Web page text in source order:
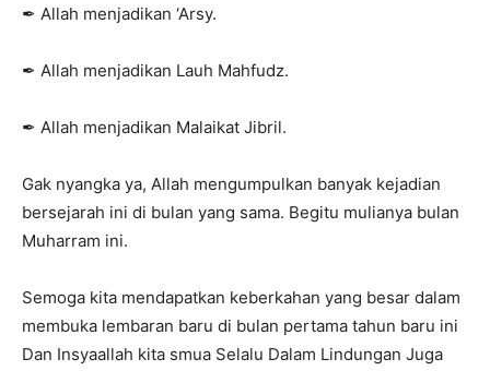
✒ Allah menjadikan ‘Arsy.
✒ Allah menjadikan Lauh Mahfudz.
✒ Allah menjadikan Malaikat Jibril.
Gak nyangka ya, Allah mengumpulkan banyak kejadian
bersejarah ini di bulan yang sama. Begitu mulianya bulan
Muharram ini.
Semoga kita mendapatkan keberkahan yang besar dalam
membuka lembaran baru di bulan pertama tahun baru ini
Dan Insyaallah kita smua Selalu Dalam Lindungan Juga